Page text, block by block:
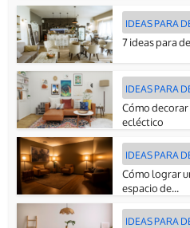
IDEAS PARA
7 ideas para
IDEAS PARA
Cómo
ecléctico
IDEAS PARA
Cómo lograr
espacio de...
IDEAS PARA